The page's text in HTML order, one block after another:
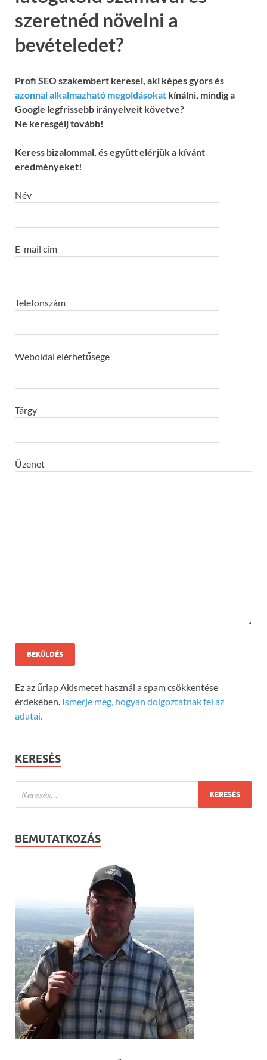
szeretnéd növelni a
bevételedet?
Profi SEO szakembert keresel, aki képes gyors és
azonnal alkalmazható megoldásokat kínálni, mindig a
Google legfrissebb irányelveit követve?
Ne keresgélj tovább!
Keress bizalommal, és együtt elérjük a kívánt
eredményeket!
Név
E-mail cím
Telefonszám
Weboldal elérhetősége
Tárgy
Üzenet
Ez az űrlap Akismetet használ a spam csökkentése
érdekében. Ismerje meg, hogyan dolgoztatnak fel az
adatai.
KERESÉS
BEMUTATKOZÁS